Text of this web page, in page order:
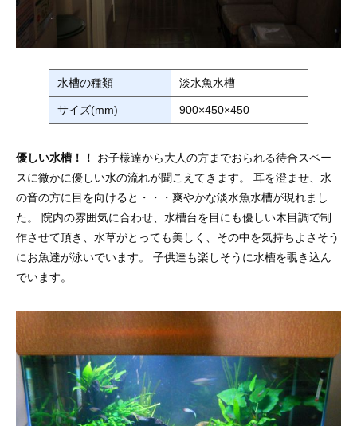
水槽の種類 淡水魚水槽
サイズ(mm) 900×450×450
優しい水槽！！
お子様達から大人の方までおられる待合スペー
スに微かに優しい水の流れが聞こえてきます。 耳を澄ませ、水
の音の方に目を向けると・・・爽やかな淡水魚水槽が現れまし
た。 院内の雰囲気に合わせ、水槽台を目にも優しい木目調で制
作させて頂き、水草がとっても美しく、その中を気持ちよさそう
にお魚達が泳いでいます。 子供達も楽しそうに水槽を覗き込ん
でいます。